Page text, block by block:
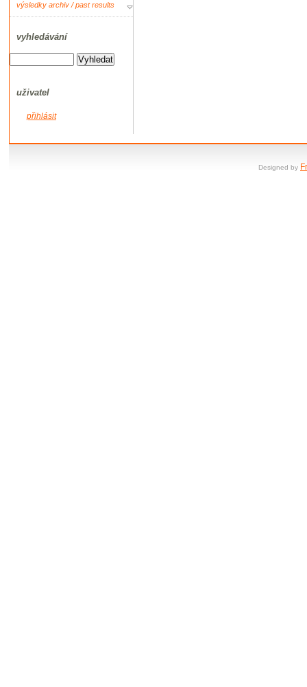
výsledky archiv / past results
vyhledávání
uživatel
přihlásit
Designed by